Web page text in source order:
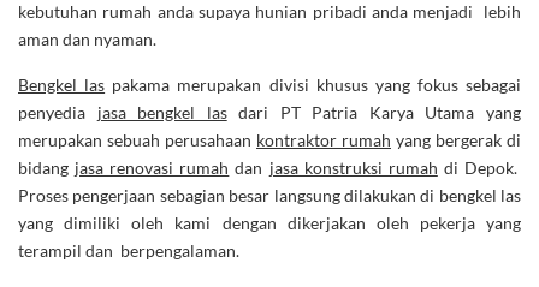
kebutuhan rumah anda supaya hunian pribadi anda menjadi lebih
aman dan nyaman.
Bengkel las pakama merupakan divisi khusus yang fokus sebagai
penyedia jasa bengkel lasdari PT Patria Karya Utama yang
merupakan sebuah perusahaan kontraktor rumah yang bergerak di
bidang jasa renovasi rumah dan jasa konstruksi rumah di Depok.
Proses pengerjaan sebagian besar langsung dilakukan di bengkel las
yang dimiliki oleh kami dengan dikerjakan oleh pekerja yang
terampil dan berpengalaman.